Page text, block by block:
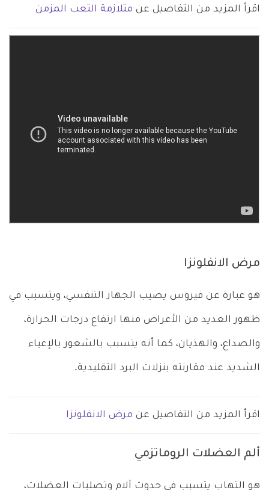
اقرأ المزيد من التفاصيل عن متلازمة التعب المزمن
مرض الانفلونزا
هو عبارة عن فيروس يصيب الجهاز التنفسي، ويتسبب في
ظهور العديد من الأعراض منها ارتفاع درجات الحرارة،
والصداع، والهذيان، كما أنه يتسبب بالشعور بالإعياء
الشديد عند مقارنته بنزلات البرد التقليدية.
اقرأ المزيد من التفاصيل عن مرض الانفلونزا
ألم العضلات الروماتزمي
هو التهاب يتسبب في حدوث آلام وتصلبات العضلات،